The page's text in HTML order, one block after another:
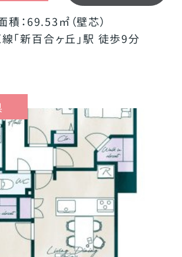
：69.53㎡（壁芯）
「新百合ヶ丘」駅 徒歩9分